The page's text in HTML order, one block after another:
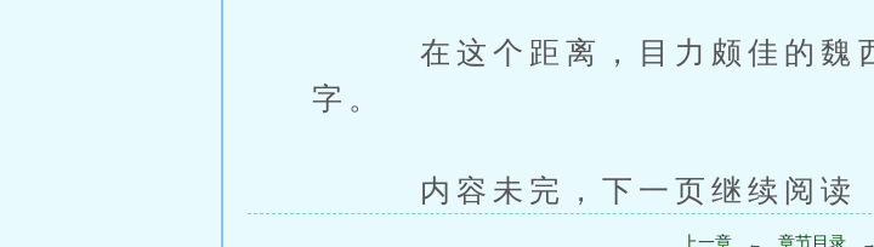
在这个距离，目力颇佳的魏西
字。
内容未完，下一页继续阅读
上一章 ← 章节目录 →